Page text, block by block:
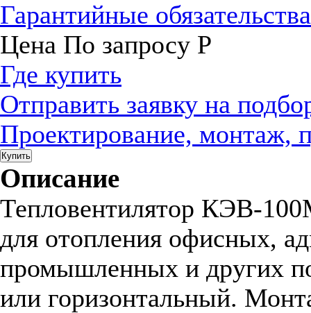
Гарантийные
Цена По запросу Р
Где купить
Отправить заявку на
Проектирование, монтаж,
Купить
Описание
Тепловентилятор КЭВ-
для отопления офисных,
промышленных и других
или горизонтальный.